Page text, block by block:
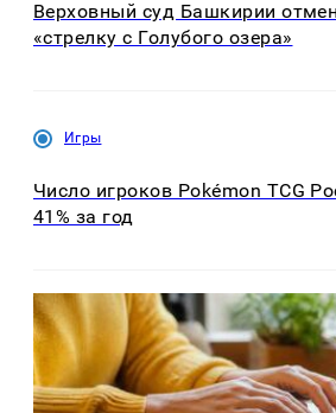
Верховный суд Башкирии
«стрелку с Голубого озера»
Игры
Число игроков Pokémon TCG
41% за год